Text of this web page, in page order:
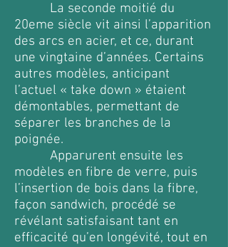
La seconde moitié du
20eme siècle vit ainsi l’apparition
des arcs en acier, et ce, durant
une vingtaine d’années. Certains
autres modèles, anticipant
l’actuel « take down » étaient
démontables, permettant de
séparer les branches de la
poignée.
Apparurent ensuite les
modèles en fibre de verre, puis
l’insertion de bois dans la fibre,
façon sandwich, procédé se
révélant satisfaisant tant en
efficacité qu’en longévité, tout en